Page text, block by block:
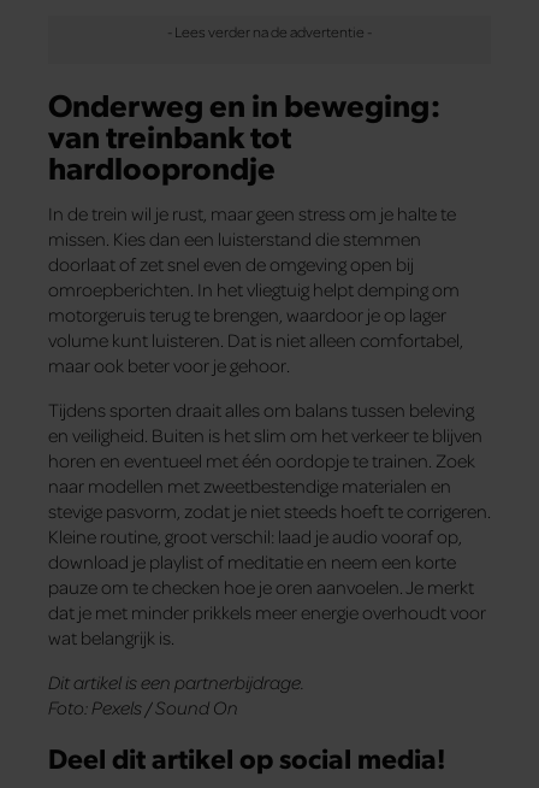
Onderweg en in beweging:
van treinbank tot
hardlooprondje
In de trein wil je rust, maar geen stress om je halte te
missen. Kies dan een luisterstand die stemmen
doorlaat of zet snel even de omgeving open bij
omroepberichten. In het vliegtuig helpt demping om
motorgeruis terug te brengen, waardoor je op lager
volume kunt luisteren. Dat is niet alleen comfortabel,
maar ook beter voor je gehoor.
Tijdens sporten draait alles om balans tussen beleving
en veiligheid. Buiten is het slim om het verkeer te blijven
horen en eventueel met één oordopje te trainen. Zoek
naar modellen met zweetbestendige materialen en
stevige pasvorm, zodat je niet steeds hoeft te corrigeren.
Kleine routine, groot verschil: laad je audio vooraf op,
download je playlist of meditatie en neem een korte
pauze om te checken hoe je oren aanvoelen. Je merkt
dat je met minder prikkels meer energie overhoudt voor
wat belangrijk is.
Dit artikel is een partnerbijdrage.
Foto: Pexels / Sound On
Deel dit artikel op social media!